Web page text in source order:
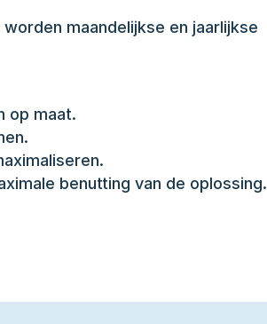
maandelijkse en jaarlijkse
op maat.
benutting van de oplossing.